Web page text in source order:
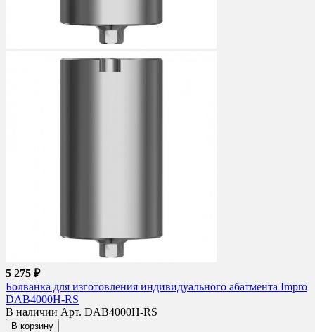
5 275 ₽
Болванка для изготовления индивидуального абатмента Impro
DAB4000H-RS
В наличии Арт. DAB4000H-RS
В корзину